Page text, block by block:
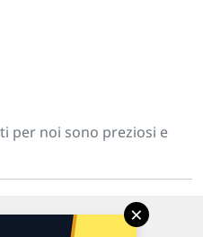
per noi sono preziosi e
×